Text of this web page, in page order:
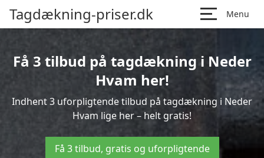
Tagdækning-priser.dk Menu
Få 3 tilbud på tagdækning i Neder
Hvam her!
Indhent 3 uforpligtende tilbud på tagdækning i Neder
Hvam lige her – helt gratis!
Få 3 tilbud, gratis og uforpligtende